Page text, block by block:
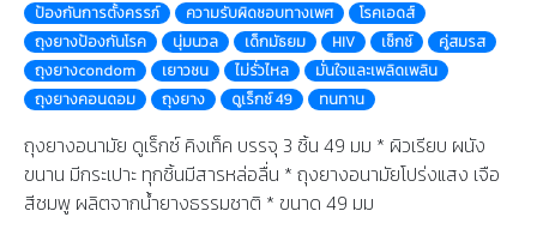
ป้องกันการตั้งครรภ์
ความรับผิดชอบทางเพศ
โรคเอดส์
ถุงยางป้องกันโรค
นุ่มนวล เด็กมัธยม HIV เซ็กซ์
คู่สมรส
ถุงยางcondom
เยาวชน ไม่รั่วไหล
มั่นใจและเพลิดเพลิน
ถุงยางคอนดอม
ถุงยาง ดูเร็กซ์ 49 ทนทาน
ถุงยางอนามัย ดูเร็กซ์ คิงเท็ค บรรจุ 3 ชิ้น 49 มม * ผิวเรียบ ผนัง
ขนาน มีกระเปาะ ทุกชิ้นมีสารหล่อลื่น * ถุงยางอนามัยโปร่งแสง เจือ
สีชมพู ผลิตจากน้ำยางธรรมชาติ * ขนาด 49 มม